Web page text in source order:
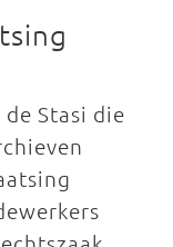
Stasi die